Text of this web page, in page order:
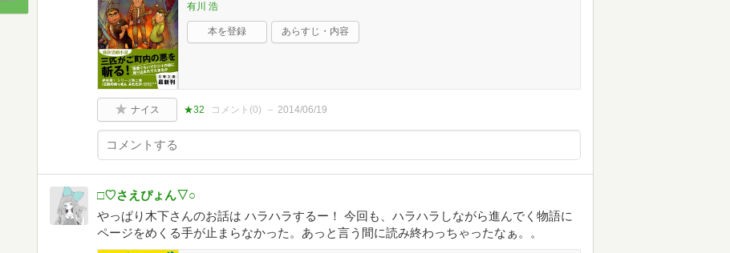
有川 浩
本を登録 あらすじ・内容
ナイス ★32 コメント(0) 2014/06/19
□♡さえぴょん▽○
やっぱり木下さんのお話は ハラハラするー！ 今回も、ハラハラしながら進んでく物語に
ページをめくる手が止まらなかった。あっと言う間に読み終わっちゃったなぁ。。